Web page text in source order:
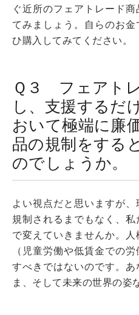
ぐ近所のフェアトレード
てみましょう。自らのお
ひ購入してみてください。
Ｑ３ フェアト
し、支援するだ
おいて極端に廉
品の規制をする
のでしょうか。
よい視点だと思いますが
規制されるまでもなく、
で変えていきませんか。
（児童労働や低賃金での
すべきではないのです。
ま、そして未来の世界の姿